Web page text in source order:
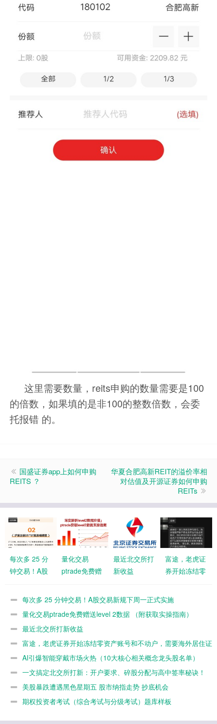
这里需要数量，reits申购的数量需要是100
的倍数，如果填的是非100的整数倍数，会委
托报错 的。
国盛证券app上如何申购
REITS ？
华夏合肥高新REIT的溢价率相
对估值及开源证券如何申购
REITs
每次多 25 分
钟交易！A股
一正式实施
量化交易
ptrade免费赠
（附获取实操
最近北交所打
新收益
富途，老虎证
券开始冻结零
动户，需要海
新激活
每次多 25 分钟交易！A股交易新规下周一正式实施
量化交易ptrade免费赠送level 2数据 （附获取实操指南）
最近北交所打新收益
富途，老虎证券开始冻结零资产账号和不动户，需要海外居住证
明重新激活
AI引爆智能穿戴市场火热（10大核心相关概念龙头股名单）
一文搞定北交所打新：开户要求、碎股分配与高中签率秘诀！
（附测试答案）
美股暴跌遭遇黑色星期五 股市纳指走势 抄底机会
期权投资者考试（综合考试与分级考试）题库样板